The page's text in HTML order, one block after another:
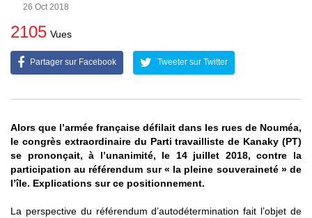
26 Oct 2018
2105 Vues
Partager sur Facebook Tweeter sur Twitter
Alors que l’armée française défilait dans les rues de Nouméa,
le congrès extraordinaire du Parti travailliste de Kanaky (PT)
se prononçait, à l’unanimité, le 14 juillet 2018, contre la
participation au référendum sur « la pleine souveraineté » de
l’île. Explications sur ce positionnement.
La perspective du référendum d’autodétermination fait l’objet de